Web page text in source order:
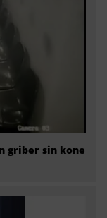
griber sin kone